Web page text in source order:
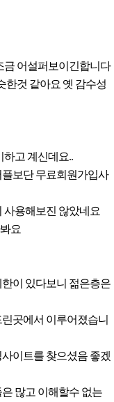
금 어설퍼보이긴합니다
한것 같아요 옛 감수성
하고 계신데요..
보단 무료회원가입사
사용해보진 않았네요
요
이 있다보니 젊은층은
곳에서 이루어졌습니
이트를 찾으셨음 좋겠
많고 이해할수 없는